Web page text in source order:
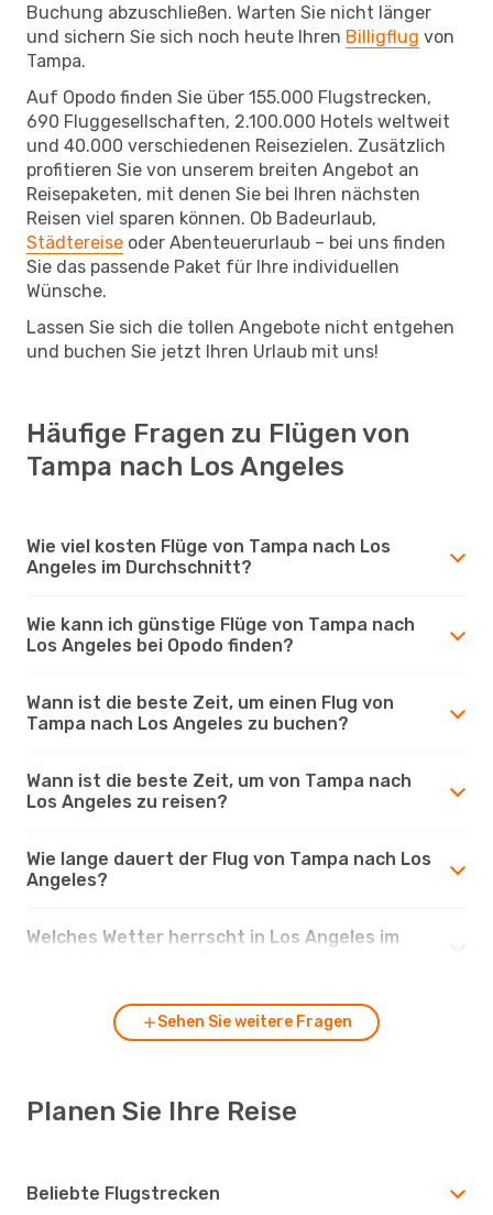
Buchung abzuschließen. Warten Sie nicht länger
und sichern Sie sich noch heute Ihren Billigflug von
Tampa.
Auf Opodo finden Sie über 155.000 Flugstrecken,
690 Fluggesellschaften, 2.100.000 Hotels weltweit
und 40.000 verschiedenen Reisezielen. Zusätzlich
profitieren Sie von unserem breiten Angebot an
Reisepaketen, mit denen Sie bei Ihren nächsten
Reisen viel sparen können. Ob Badeurlaub,
Städtereise oder Abenteuerurlaub – bei uns finden
Sie das passende Paket für Ihre individuellen
Wünsche.
Lassen Sie sich die tollen Angebote nicht entgehen
und buchen Sie jetzt Ihren Urlaub mit uns!
Häufige Fragen zu Flügen von
Tampa nach Los Angeles
Wie viel kosten Flüge von Tampa nach Los
Angeles im Durchschnitt?
Wie kann ich günstige Flüge von Tampa nach
Los Angeles bei Opodo finden?
Wann ist die beste Zeit, um einen Flug von
Tampa nach Los Angeles zu buchen?
Wann ist die beste Zeit, um von Tampa nach
Los Angeles zu reisen?
Wie lange dauert der Flug von Tampa nach Los
Angeles?
Welches Wetter herrscht in Los Angeles im
Sehen Sie weitere Fragen
Planen Sie Ihre Reise
Beliebte Flugstrecken